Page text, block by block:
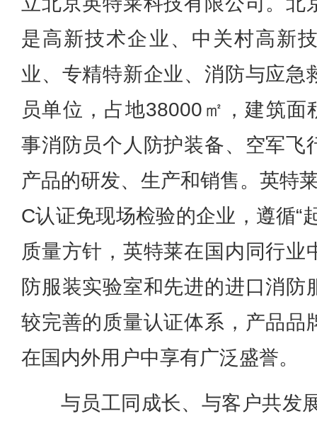
是高新技术企业、中关村高新
业、专精特新企业、消防与应急
员单位，占地38000㎡，建筑面
事消防员个人防护装备、空军飞
产品的研发、生产和销售。英特
C认证免现场检验的企业，遵循“
质量方针，英特莱在国内同行业
防服装实验室和先进的进口消防
较完善的质量认证体系，产品品
在国内外用户中享有广泛盛誉。
与员工同成长、与客户共发